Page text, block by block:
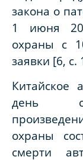
закона о
1 июня
охраны с
заявки [6, с.
Китайское
день
охраны
смерти